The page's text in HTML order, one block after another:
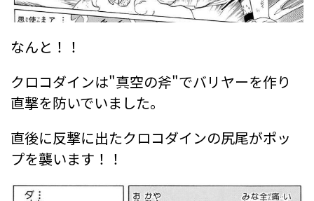
なんと！！
クロコダインは"真空の斧"でバリヤーを作り
直撃を防いでいました。
直後に反撃に出たクロコダインの尻尾がポッ
プを襲います！！